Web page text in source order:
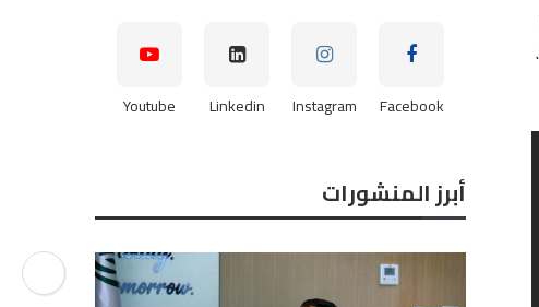
Facebook
Instagram
Linkedin
Youtube
أبرز المنشورات